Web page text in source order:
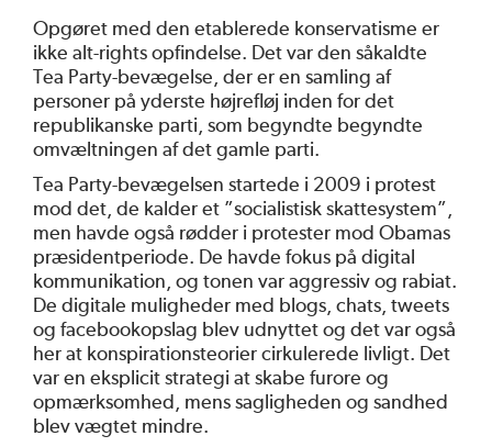
Opgøret med den etablerede konservatisme er
ikke alt-rights opfindelse. Det var den såkaldte
Tea Party-bevægelse, der er en samling af
personer på yderste højrefløj inden for det
republikanske parti, som begyndte begyndte
omvæltningen af det gamle parti.
Tea Party-bevægelsen startede i 2009 i protest
mod det, de kalder et ”socialistisk skattesystem”,
men havde også rødder i protester mod Obamas
præsidentperiode. De havde fokus på digital
kommunikation, og tonen var aggressiv og rabiat.
De digitale muligheder med blogs, chats, tweets
og facebookopslag blev udnyttet og det var også
her at konspirationsteorier cirkulerede livligt. Det
var en eksplicit strategi at skabe furore og
opmærksomhed, mens sagligheden og sandhed
blev vægtet mindre.